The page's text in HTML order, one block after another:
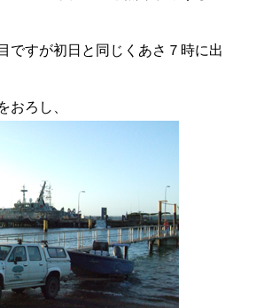
ですが初日と同じくあさ７時に出
ろし、